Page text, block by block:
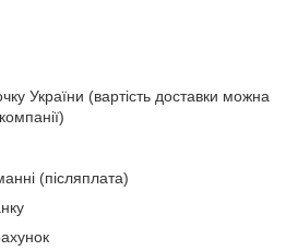
України (вартість доставки можна
(післяплата)